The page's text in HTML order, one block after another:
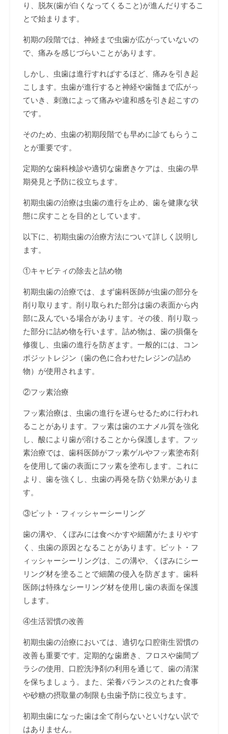
り、脱灰(歯が白くなってくること)が進んだりするこ
とで始まります。
初期の段階では、神経まで虫歯が広がっていないの
で、痛みを感じづらいことがあります。
しかし、虫歯は進行すればするほど、痛みを引き起
こします。虫歯が進行すると神経や歯髄まで広がっ
ていき、刺激によって痛みや違和感を引き起こすの
です。
そのため、虫歯の初期段階でも早めに診てもらうこ
とが重要です。
定期的な歯科検診や適切な歯磨きケアは、虫歯の早
期発見と予防に役立ちます。
初期虫歯の治療は虫歯の進行を止め、歯を健康な状
態に戻すことを目的としています。
以下に、初期虫歯の治療方法について詳しく説明し
ます。
①キャビティの除去と詰め物
初期虫歯の治療では、まず歯科医師が虫歯の部分を
削り取ります。削り取られた部分は歯の表面から内
部に及んでいる場合があります。その後、削り取っ
た部分に詰め物を行います。詰め物は、歯の損傷を
修復し、虫歯の進行を防ぎます。一般的には、コン
ポジットレジン（歯の色に合わせたレジンの詰め
物）が使用されます。
②フッ素治療
フッ素治療は、虫歯の進行を遅らせるために行われ
ることがあります。フッ素は歯のエナメル質を強化
し、酸により歯が溶けることから保護します。フッ
素治療では、歯科医師がフッ素ゲルやフッ素塗布剤
を使用して歯の表面にフッ素を塗布します。これに
より、歯を強くし、虫歯の再発を防ぐ効果がありま
す。
③ピット・フィッシャーシーリング
歯の溝や、くぼみには食べかすや細菌がたまりやす
く、虫歯の原因となることがあります。ピット・フ
ィッシャーシーリングは、この溝や、くぼみにシー
リング材を塗ることで細菌の侵入を防ぎます。歯科
医師は特殊なシーリング材を使用し歯の表面を保護
します。
④生活習慣の改善
初期虫歯の治療においては、適切な口腔衛生習慣の
改善も重要です。定期的な歯磨き、フロスや歯間ブ
ラシの使用、口腔洗浄剤の利用を通じて、歯の清潔
を保ちましょう。また、栄養バランスのとれた食事
や砂糖の摂取量の制限も虫歯予防に役立ちます。
初期虫歯になった歯は全て削らないといけない訳で
はありません。